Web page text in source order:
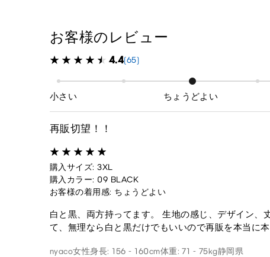
お客様のレビュー
4.4(65)
小さい ちょうどよい
再販切望！！
購入サイズ: 3XL
購入カラー: 09 BLACK
お客様の着用感: ちょうどよい
白と黒、両方持ってます。 生地の感じ、デザイン、
て、無理なら白と黒だけでもいいので再販を本当に
nyaco女性身長: 156 - 160cm体重: 71 - 75kg静岡県